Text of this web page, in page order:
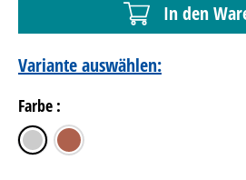
In den
Variante auswählen:
Farbe :
silber kupfer